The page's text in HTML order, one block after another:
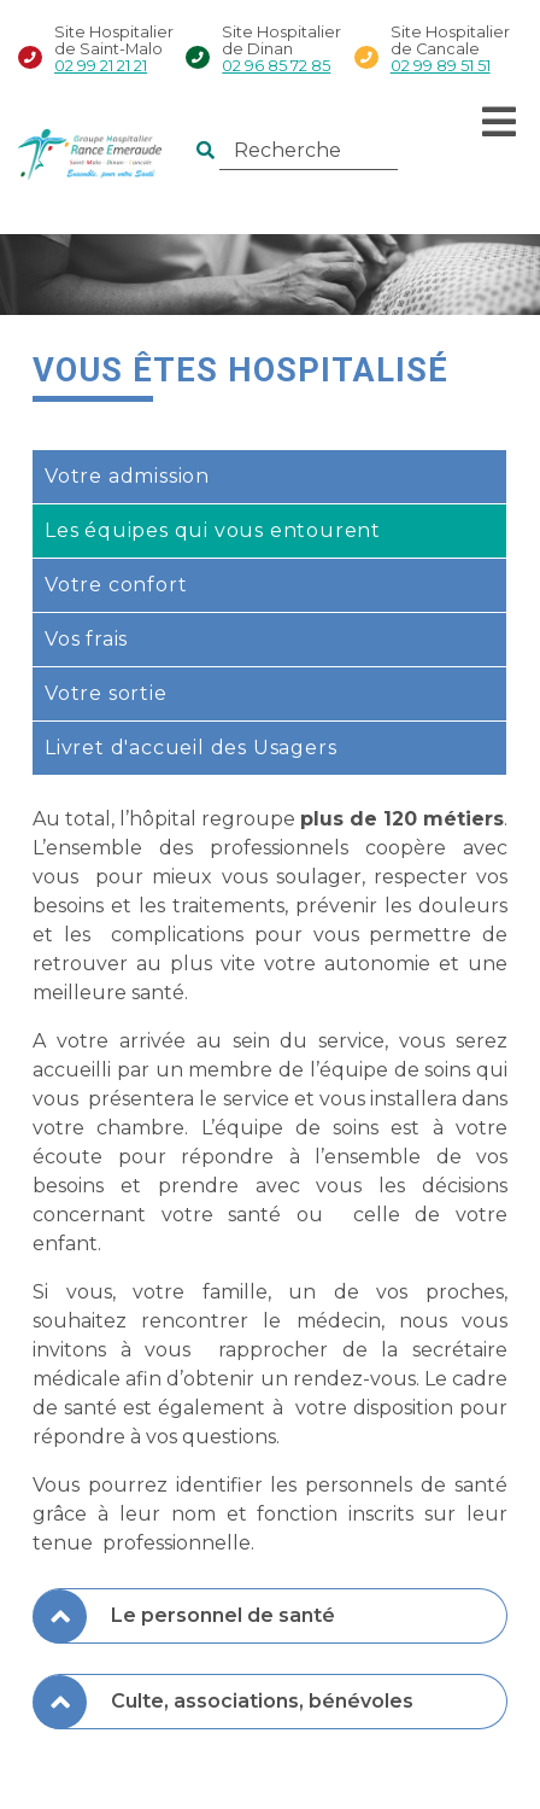
Site Hospitalier
de Saint-Malo
02 99 21 21 21
Site Hospitalier
de Dinan
02 96 85 72 85
Site Hospitalier
de Cancale
02 99 89 51 51
VOUS ÊTES HOSPITALISÉ
Votre admission
Les équipes qui vous entourent
Votre confort
Vos frais
Votre sortie
Livret d'accueil des Usagers
Au total, l’hôpital regroupe plus de 120 métiers.
L’ensemble des professionnels coopère avec
vous pour mieux vous soulager, respecter vos
besoins et les traitements, prévenir les douleurs
et les complications pour vous permettre de
retrouver au plus vite votre autonomie et une
meilleure santé.
A votre arrivée au sein du service, vous serez
accueilli par un membre de l’équipe de soins qui
vous présentera le service et vous installera dans
votre chambre. L’équipe de soins est à votre
écoute pour répondre à l’ensemble de vos
besoins et prendre avec vous les décisions
concernant votre santé ou celle de votre
enfant.
Si vous, votre famille, un de vos proches,
souhaitez rencontrer le médecin, nous vous
invitons à vous rapprocher de la secrétaire
médicale afin d’obtenir un rendez-vous. Le cadre
de santé est également à votre disposition pour
répondre à vos questions.
Vous pourrez identifier les personnels de santé
grâce à leur nom et fonction inscrits sur leur
tenue professionnelle.
Le personnel de santé
Culte, associations, bénévoles